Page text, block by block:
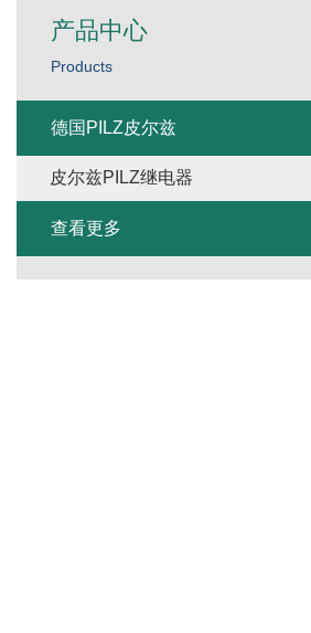
产品中心
Products
德国PILZ皮尔兹
皮尔兹PILZ继电器
查看更多